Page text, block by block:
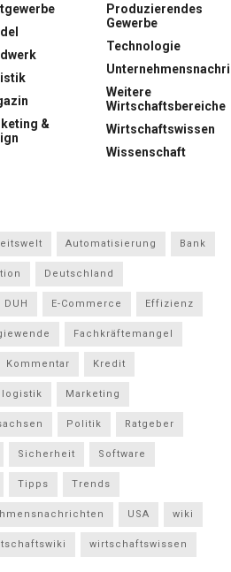
&
Produzierendes
Gewerbe
Technologie
Weitere
Wirtschaftsbereiche
Wirtschaftswissen
Wissenschaft
Automatisierung Bank
Deutschland
DUH E-Commerce Effizienz
Fachkräftemangel
Kommentar Kredit
logistik Marketing
Politik Ratgeber
Sicherheit Software
Tipps Trends
USA wiki
wirtschaftswissen